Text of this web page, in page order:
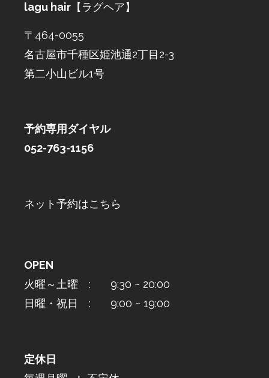
lagu hair 【ラグヘア】
〒464-0055
名古屋市千種区姫池通2丁目2-3
第二小山ビル1号
予約専用ダイヤル
052-763-1156
ネット予約はこちら
OPEN
火曜～土曜 : 9:30 ~ 20:00
日曜・祝日 : 9:00 ~ 19:00
定休日